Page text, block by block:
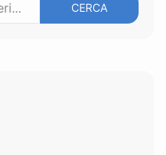
CERCA